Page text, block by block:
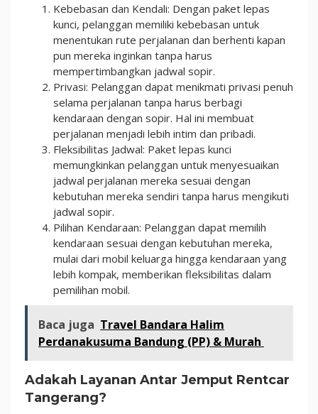
Kebebasan dan Kendali: Dengan paket lepas
kunci, pelanggan memiliki kebebasan untuk
menentukan rute perjalanan dan berhenti kapan
pun mereka inginkan tanpa harus
mempertimbangkan jadwal sopir.
Privasi: Pelanggan dapat menikmati privasi penuh
selama perjalanan tanpa harus berbagi
kendaraan dengan sopir. Hal ini membuat
perjalanan menjadi lebih intim dan pribadi.
Fleksibilitas Jadwal: Paket lepas kunci
memungkinkan pelanggan untuk menyesuaikan
jadwal perjalanan mereka sesuai dengan
kebutuhan mereka sendiri tanpa harus mengikuti
jadwal sopir.
Pilihan Kendaraan: Pelanggan dapat memilih
kendaraan sesuai dengan kebutuhan mereka,
mulai dari mobil keluarga hingga kendaraan yang
lebih kompak, memberikan fleksibilitas dalam
pemilihan mobil.
Baca juga Travel Bandara Halim
Perdanakusuma Bandung (PP) & Murah
Adakah Layanan Antar Jemput Rentcar
Tangerang?